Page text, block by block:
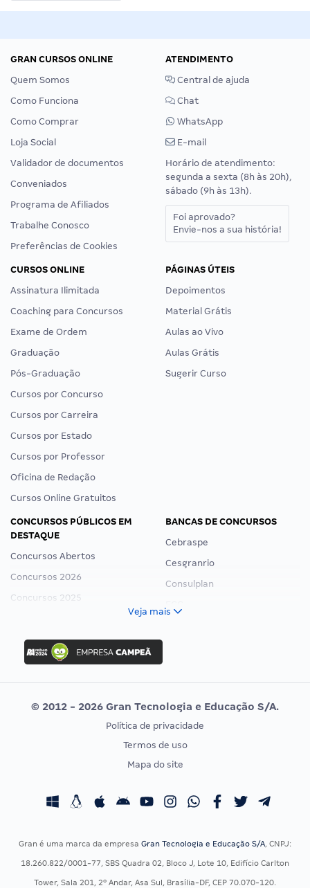
GRAN CURSOS ONLINE
Quem Somos
Como Funciona
Como Comprar
Loja Social
Validador de documentos
Conveniados
Programa de Afiliados
Trabalhe Conosco
Preferências de Cookies
ATENDIMENTO
Central de ajuda
Chat
WhatsApp
E-mail
Horário de atendimento:
segunda a sexta (8h às 20h),
sábado (9h às 13h).
Foi aprovado?
Envie-nos a sua história!
CURSOS ONLINE
Assinatura Ilimitada
Coaching para Concursos
Exame de Ordem
Graduação
Pós-Graduação
Cursos por Concurso
Cursos por Carreira
Cursos por Estado
Cursos por Professor
Oficina de Redação
Cursos Online Gratuitos
PÁGINAS ÚTEIS
Depoimentos
Material Grátis
Aulas ao Vivo
Aulas Grátis
Sugerir Curso
CONCURSOS PÚBLICOS EM
DESTAQUE
Concursos Abertos
Concursos 2026
Concursos 2025
Concurso Ibama
Concurso MPU
Editais publicados
BANCAS DE CONCURSOS
Cebraspe
Cesgranrio
Consulplan
Vunesp
CONCURSOS POR PROFISSÃO
Concursos Fiscais
Concursos Saúde
EXAME DE ORDEM
Calendário OAB
Veja mais
© 2012 - 2026 Gran Tecnologia e Educação S/A.
Política de privacidade
Termos de uso
Mapa do site
Gran é uma marca da empresa Gran Tecnologia e Educação S/A, CNPJ:
18.260.822/0001-77, SBS Quadra 02, Bloco J, Lote 10, Edifício Carlton
Tower, Sala 201, 2º Andar, Asa Sul, Brasília-DF, CEP 70.070-120.